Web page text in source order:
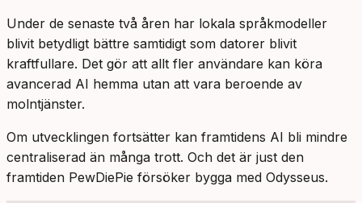
Under de senaste två åren har lokala språkmodeller
blivit betydligt bättre samtidigt som datorer blivit
kraftfullare. Det gör att allt fler användare kan köra
avancerad AI hemma utan att vara beroende av
molntjänster.
Om utvecklingen fortsätter kan framtidens AI bli mindre
centraliserad än många trott. Och det är just den
framtiden PewDiePie försöker bygga med Odysseus.